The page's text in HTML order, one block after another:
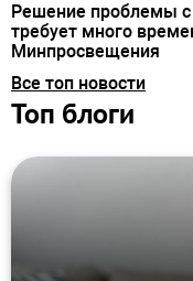
Решение проблемы с
требует много
Минпросвещения
Все топ новости
Топ блоги